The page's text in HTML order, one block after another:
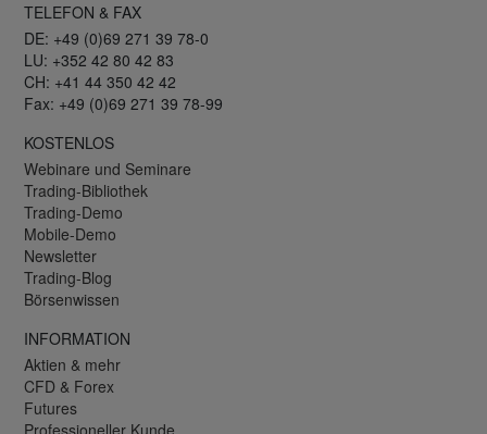
TELEFON & FAX
DE: +49 (0)69 271 39 78-0
LU: +352 42 80 42 83
CH: +41 44 350 42 42
Fax: +49 (0)69 271 39 78-99
KOSTENLOS
Webinare und Seminare
Trading-Bibliothek
Trading-Demo
Mobile-Demo
Newsletter
Trading-Blog
Börsenwissen
INFORMATION
Aktien & mehr
CFD & Forex
Futures